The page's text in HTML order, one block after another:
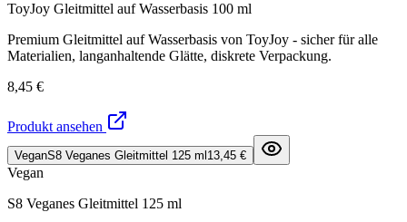
ToyJoy Gleitmittel auf Wasserbasis 100 ml
Premium Gleitmittel auf Wasserbasis von ToyJoy - sicher für alle
Materialien, langanhaltende Glätte, diskrete Verpackung.
8,45 €
Produkt ansehen
VeganS8 Veganes Gleitmittel 125 ml 13,45 €
Vegan
S8 Veganes Gleitmittel 125 ml